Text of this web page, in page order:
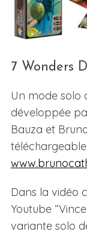
7 Wonders
Un mode solo
développée
Bauza et
Dans la vidéo
Youtube
variante solo